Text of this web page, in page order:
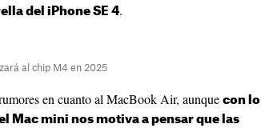
del iPhone SE 4.
al chip M4 en 2025
en cuanto al MacBook Air, aunque con lo
Mac mini nos motiva a pensar que las